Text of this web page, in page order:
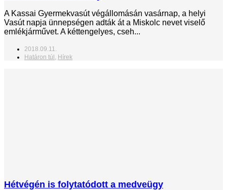
A Kassai Gyermekvasút végállomásán vasárnap, a helyi
Vasút napja ünnepségen adták át a Miskolc nevet viselő
emlékjárművet. A kéttengelyes, cseh...
2018.09.11.
Határon túl Hírek
Hétvégén is folytatódott a medveügy